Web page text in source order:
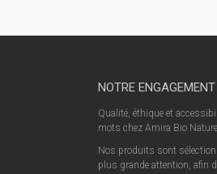
NOTRE ENGAGEMENT
Qualité, éthique et
mots chez Amira Bio
Nos produits sont
plus grande attention, afin